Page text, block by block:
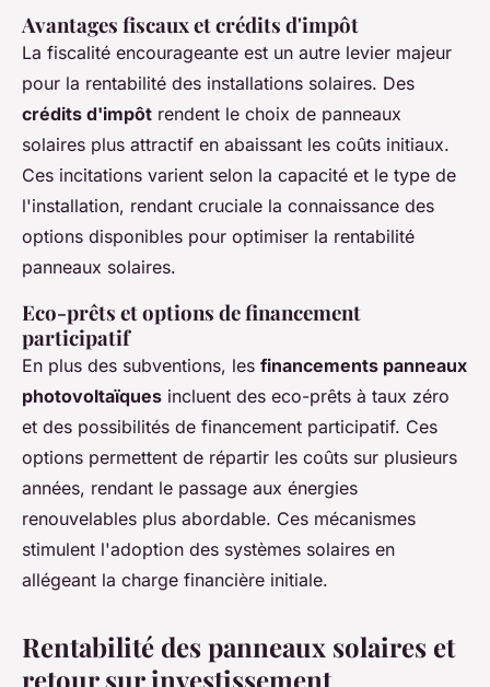
Avantages fiscaux et crédits d'impôt
La fiscalité encourageante est un autre levier majeur
pour la rentabilité des installations solaires. Des
crédits d'impôt rendent le choix de panneaux
solaires plus attractif en abaissant les coûts initiaux.
Ces incitations varient selon la capacité et le type de
l'installation, rendant cruciale la connaissance des
options disponibles pour optimiser la rentabilité
panneaux solaires.
Eco-prêts et options de financement
participatif
En plus des subventions, les financements panneaux
photovoltaïques incluent des eco-prêts à taux zéro
et des possibilités de financement participatif. Ces
options permettent de répartir les coûts sur plusieurs
années, rendant le passage aux énergies
renouvelables plus abordable. Ces mécanismes
stimulent l'adoption des systèmes solaires en
allégeant la charge financière initiale.
Rentabilité des panneaux solaires et
retour sur investissement